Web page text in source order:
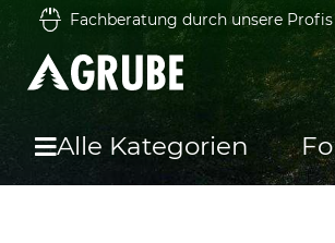
Fachberatung durch unsere Profis
Alle Kategorien